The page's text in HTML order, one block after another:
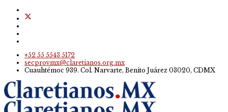
+52 55 5543 5172
secprovmx@claretianos.org.mx
Cuauhtémoc 939. Col. Narvarte, Benito Juárez 03020, CDMX